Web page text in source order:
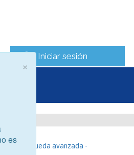
Iniciar sesión
- Búsqueda avanzada -
×
es